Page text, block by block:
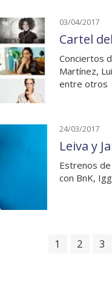
03/04/2017
Cartel
Conciertos
Martínez,
entre otros
24/03/2017
Leiva y
Estrenos de
con BnK,
1 2 3